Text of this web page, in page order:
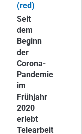
(red)
Seit
dem
Beginn
der
Corona-
Pandemie
im
Frühjahr
2020
erlebt
Telearbeit